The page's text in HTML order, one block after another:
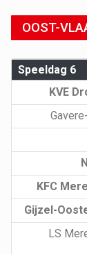
OOST-
Speeldag 6
KVE
KFC
Gijzel-
LS